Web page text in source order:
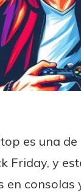
es una
Friday, y
en consolas